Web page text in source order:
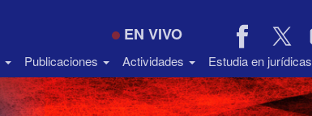
EN VIVO
Publicaciones Actividades Estudia en jurídicas